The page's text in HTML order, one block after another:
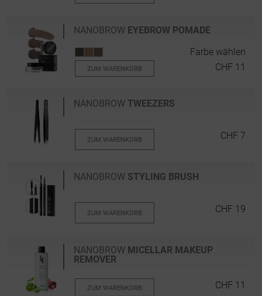
NANOBROW EYEBROW POMADE
Farbe wählen
ZUM WARENKORB CHF 11
NANOBROW TWEEZERS
ZUM WARENKORB CHF 7
NANOBROW STYLING BRUSH
ZUM WARENKORB CHF 19
NANOBROW MICELLAR MAKEUP
REMOVER
ZUM WARENKORB CHF 11